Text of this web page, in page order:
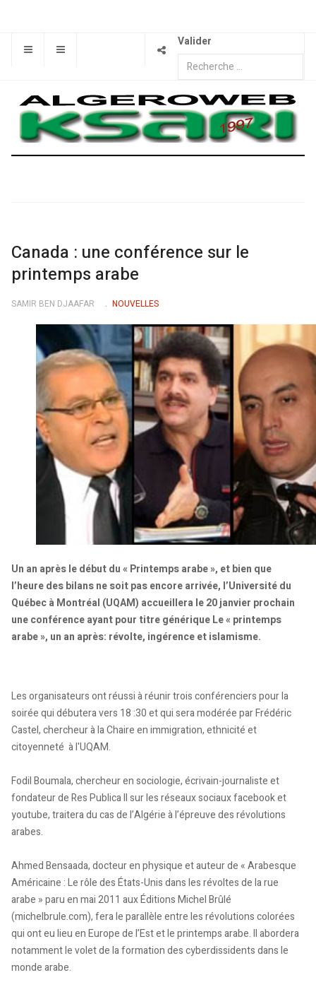
Valider
Canada : une conférence sur le
printemps arabe
SAMIR BEN DJAAFAR NOUVELLES
Un an après le début du « Printemps arabe », et bien que
l’heure des bilans ne soit pas encore arrivée, l’Université du
Québec à Montréal (UQAM) accueillera le 20 janvier prochain
une conférence ayant pour titre générique Le « printemps
arabe », un an après: révolte, ingérence et islamisme.
Les organisateurs ont réussi à réunir trois conférenciers pour la
soirée qui débutera vers 18 :30 et qui sera modérée par Frédéric
Castel, chercheur à la Chaire en immigration, ethnicité et
citoyenneté à l'UQAM.
Fodil Boumala, chercheur en sociologie, écrivain-journaliste et
fondateur de Res Publica II sur les réseaux sociaux facebook et
youtube, traitera du cas de l’Algérie à l’épreuve des révolutions
arabes.
Ahmed Bensaada, docteur en physique et auteur de « Arabesque
Américaine : Le rôle des États-Unis dans les révoltes de la rue
arabe » paru en mai 2011 aux Éditions Michel Brûlé
(michelbrule.com), fera le parallèle entre les révolutions colorées
qui ont eu lieu en Europe de l’Est et le printemps arabe. Il abordera
notamment le volet de la formation des cyberdissidents dans le
monde arabe.